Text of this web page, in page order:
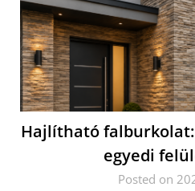
Hajlítható
egyedi
Posted on